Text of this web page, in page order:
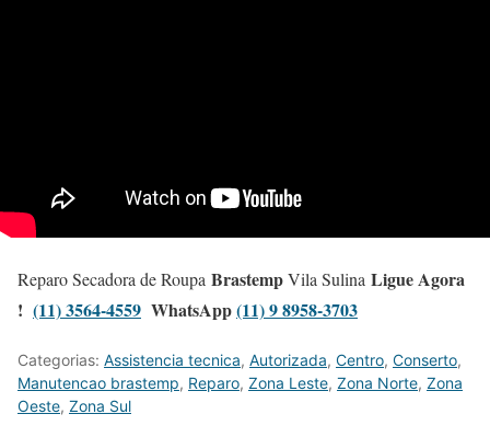
Reparo Secadora de Roupa BrastempVila Sulina Ligue Agora
! (11) 3564-4559 WhatsApp(11) 9 8958-3703
Categorias: Assistencia tecnica, Autorizada, Centro, Conserto,
Manutencao brastemp, Reparo, Zona Leste, Zona Norte, Zona
Oeste, Zona Sul